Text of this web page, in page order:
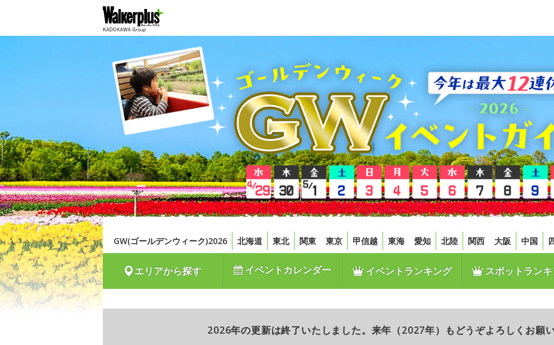
GW(ゴールデンウィーク)2026 北海道 東北 関東 東京 甲信越 東海 愛知 北陸 関西 大阪 中国
エリアから探す イベントカレンダー イベントランキング スポットランキ
2026年の更新は終了いたしました。来年（2027年）もどうぞよろしくお願い